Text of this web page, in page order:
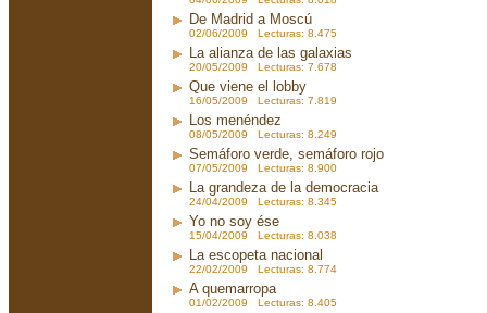
De Madrid a Moscú
02/06/2009 Lecturas: 8.475
La alianza de las galaxias
20/05/2009 Lecturas: 7.678
Que viene el lobby
16/05/2009 Lecturas: 7.819
Los menéndez
08/05/2009 Lecturas: 8.249
Semáforo verde, semáforo rojo
07/05/2009 Lecturas: 8.900
La grandeza de la democracia
24/04/2009 Lecturas: 8.345
Yo no soy ése
15/04/2009 Lecturas: 8.038
La escopeta nacional
22/02/2009 Lecturas: 8.774
A quemarropa
01/02/2009 Lecturas: 8.405